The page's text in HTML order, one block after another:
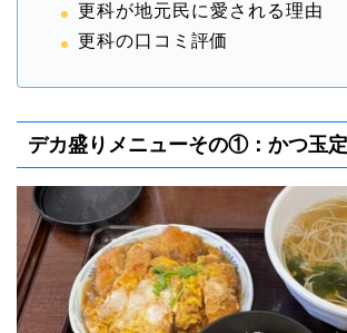
更科が地元民に愛される理由
更科の口コミ評価
デカ盛りメニューその①：かつ玉